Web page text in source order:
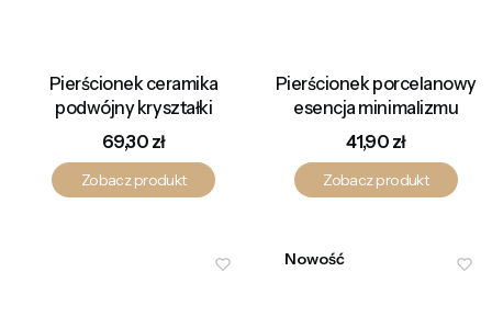
Pierścionek ceramika
podwójny kryształki
Cena
69,30 zł
Zobacz produkt
Pierścionek porcelanowy
esencja minimalizmu
Cena
41,90 zł
Zobacz produkt
Nowość